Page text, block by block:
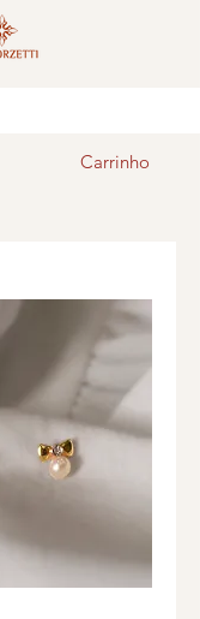
Carrinho